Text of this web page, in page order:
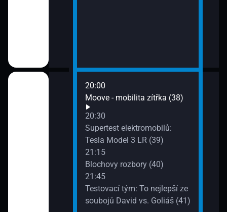
20:00
Moove - mobilita zítřka (38)
20:30
Supertest elektromobilů:
Tesla Model 3 LR (39)
21:15
Blochovy rozbory (40)
21:45
Testovací tým: To nejlepší ze
soubojů David vs. Goliáš (41)